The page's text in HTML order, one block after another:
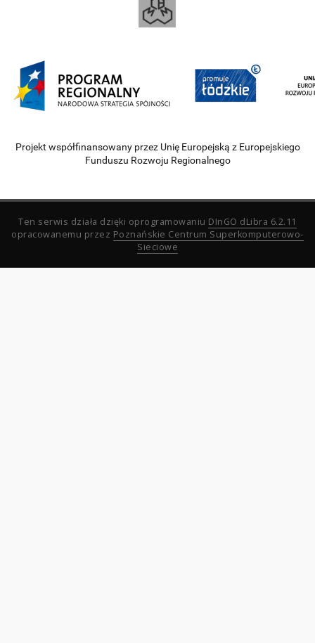
Projekt współfinansowany przez Unię Europejską z Europejskiego
Funduszu Rozwoju Regionalnego
Ten serwis działa dzięki oprogramowaniu DInGO dLibra 6.2.11
opracowanemu przez Poznańskie Centrum Superkomputerowo-
Sieciowe